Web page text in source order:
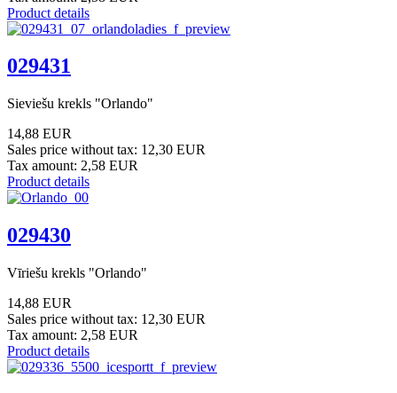
Product details
029431
Sieviešu krekls "Orlando"
14,88 EUR
Sales price without tax: 12,30 EUR
Tax amount: 2,58 EUR
Product details
029430
Vīriešu krekls "Orlando"
14,88 EUR
Sales price without tax: 12,30 EUR
Tax amount: 2,58 EUR
Product details